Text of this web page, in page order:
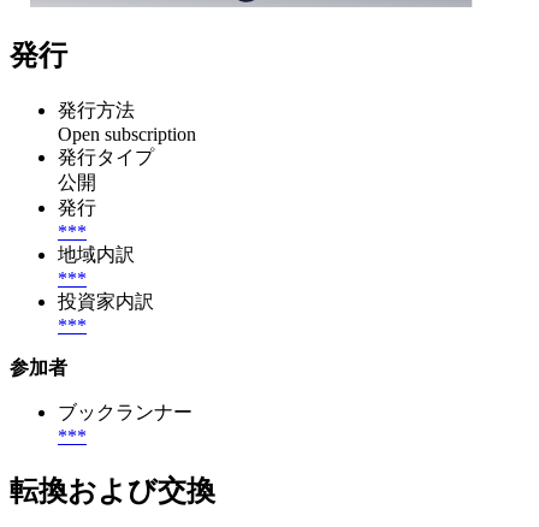
発行
発行方法
Open subscription
発行タイプ
公開
発行
***
地域内訳
***
投資家内訳
***
参加者
ブックランナー
***
転換および交換